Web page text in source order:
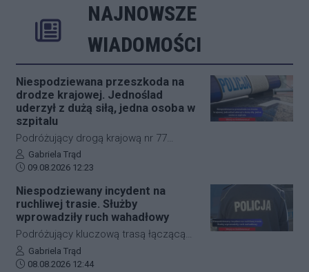
NAJNOWSZE
WIADOMOŚCI
Niespodziewana przeszkoda na
drodze krajowej. Jednoślad
uderzył z dużą siłą, jedna osoba w
szpitalu
Podróżujący drogą krajową nr 77
muszą liczyć się z nagłymi
utrudnieniami. W okolicach
miejscowości Jelna doszło do
niebezpiecznego zdarzenia z udziałem
motocyklisty oraz leśnej zwierzyny. Na
miejsce natychmiast skierowano
służby ratunkowe, a poszkodowany
kierowca jednośladu trafił pod opiekę
Autor artykułu:
Gabriela Trąd
Data dodania artykułu:
09.08.2026 12:23
Niespodziewany incydent na
ruchliwej trasie. Służby
wprowadziły ruch wahadłowy
Podróżujący kluczową trasą łączącą
Jasło z Gorlicami muszą uzbroić się w
cierpliwość. Niespodziewane
Autor artykułu:
Gabriela Trąd
Data dodania artykułu:
08.08.2026 12:44